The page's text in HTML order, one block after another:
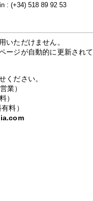
: (+34) 518 89 92 53
いただけません。
ージが自動的に更新されて
ください。
業）
）
料）